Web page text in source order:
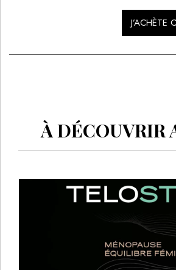
J’ACHÈTE
À DÉCOUVRIR